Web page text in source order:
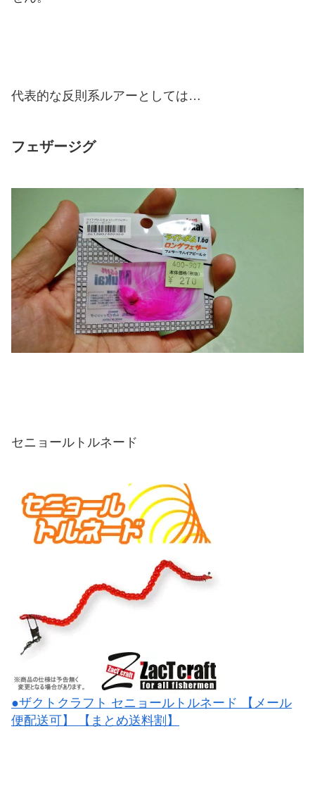
代表的な反則系ルアーとしては…
フェザージグ
セニョールトルネード
●ザクトクラフト セニョールトルネード 【メール
便配送可】 【まとめ送料割】